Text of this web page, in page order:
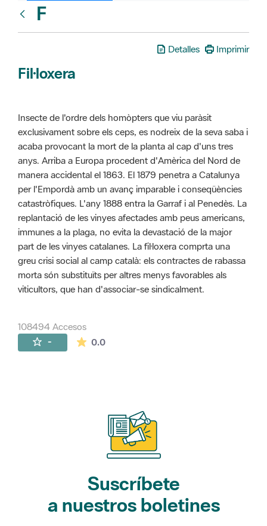
F
Detalles Imprimir
Fil·loxera
Insecte de l'ordre dels homòpters que viu paràsit
exclusivament sobre els ceps, es nodreix de la seva saba i
acaba provocant la mort de la planta al cap d'uns tres
anys. Arriba a Europa procedent d'Amèrica del Nord de
manera accidental el 1863. El 1879 penetra a Catalunya
per l'Empordà amb un avanç imparable i conseqüències
catastròfiques. L'any 1888 entra la Garraf i al Penedès. La
replantació de les vinyes afectades amb peus americans,
immunes a la plaga, no evita la devastació de la major
part de les vinyes catalanes. La fil·loxera comprta una
greu crisi social al camp català: els contractes de rabassa
morta són substituïts per altres menys favorables als
viticultors, que han d'associar-se sindicalment.
108494 Accesos
- 0.0La valoración media es de 0 estrellas de
Suscríbete
a nuestros boletines